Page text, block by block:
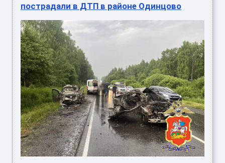
пострадали в ДТП в районе Одинцово